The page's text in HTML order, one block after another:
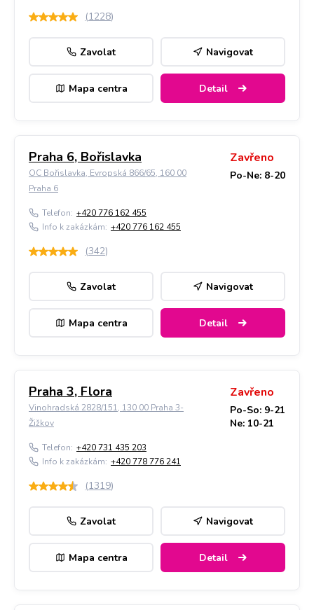
(1228)
Zavolat Navigovat
Mapa centra Detail
Praha 6, Bořislavka
OC Bořislavka, Evropská 866/65, 160 00
Praha 6
Zavřeno
Po-Ne: 8-20
Telefon: +420 776 162 455
Info k zakázkám: +420 776 162 455
(342)
Zavolat Navigovat
Mapa centra Detail
Praha 3, Flora
Vinohradská 2828/151, 130 00 Praha 3-
Žižkov
Zavřeno
Po-So: 9-21
Ne: 10-21
Telefon: +420 731 435 203
Info k zakázkám: +420 778 776 241
(1319)
Zavolat Navigovat
Mapa centra Detail